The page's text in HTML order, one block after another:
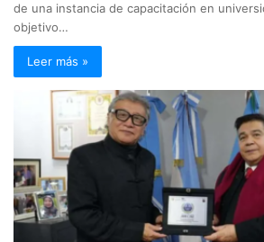
de una instancia de capacitación en
objetivo…
Leer más »